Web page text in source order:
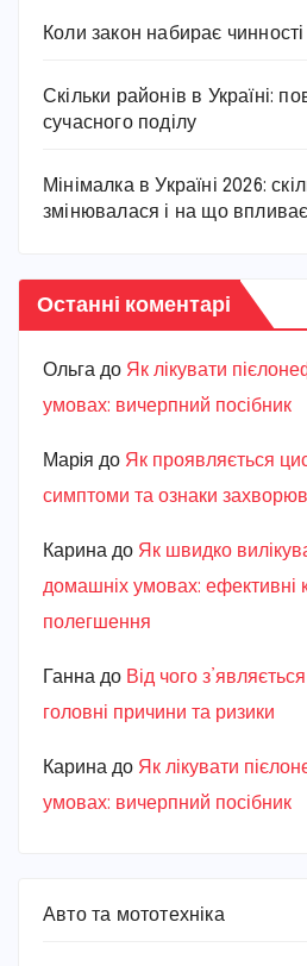
Коли закон набирає чинності
Скільки районів в Україні:
сучасного поділу
Мінімалка в Україні 2026:
змінювалася і на що впливає
Останні коментарі
Ольга до Як лікувати
умовах: вичерпний посібник
Марiя до Як проявляється
симптоми та ознаки
Карина до Як швидко
домашніх умовах: ефективні
полегшення
Ганна до Від чого
головні причини та ризики
Карина до Як лікувати
умовах: вичерпний посібник
Авто та мототехніка